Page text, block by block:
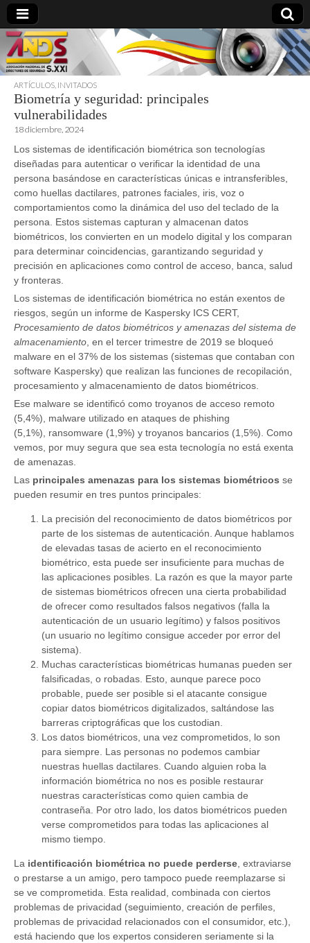
directoresdeseguridad.es
ARTÍCULOS INVITADOS
Biometría y seguridad: principales
vulnerabilidades
18 diciembre, 2024
Los sistemas de identificación biométrica son tecnologías
diseñadas para autenticar o verificar la identidad de una
persona basándose en características únicas e intransferibles,
como huellas dactilares, patrones faciales, iris, voz o
comportamientos como la dinámica del uso del teclado de la
persona. Estos sistemas capturan y almacenan datos
biométricos, los convierten en un modelo digital y los comparan
para determinar coincidencias, garantizando seguridad y
precisión en aplicaciones como control de acceso, banca, salud
y fronteras.
Los sistemas de identificación biométrica no están exentos de
riesgos, según un informe de Kaspersky ICS CERT,
Procesamiento de datos biométricos y amenazas del sistema de
almacenamiento , en el tercer trimestre de 2019 se bloqueó
malware en el 37% de los sistemas (sistemas que contaban con
software Kaspersky) que realizan las funciones de recopilación,
procesamiento y almacenamiento de datos biométricos.
Ese malware se identificó como troyanos de acceso remoto
(5,4%), malware utilizado en ataques de phishing
(5,1%), ransomware (1,9%) y troyanos bancarios (1,5%). Como
vemos, por muy segura que sea esta tecnología no está exenta
de amenazas.
Las principales amenazas para los sistemas biométricos se
pueden resumir en tres puntos principales:
La precisión del reconocimiento de datos biométricos por
parte de los sistemas de autenticación. Aunque hablamos
de elevadas tasas de acierto en el reconocimiento
biométrico, esta puede ser insuficiente para muchas de
las aplicaciones posibles. La razón es que la mayor parte
de sistemas biométricos ofrecen una cierta probabilidad
de ofrecer como resultados falsos negativos (falla la
autenticación de un usuario legítimo) y falsos positivos
(un usuario no legítimo consigue acceder por error del
sistema).
Muchas características biométricas humanas pueden ser
falsificadas, o robadas. Esto, aunque parece poco
probable, puede ser posible si el atacante consigue
copiar datos biométricos digitalizados, saltándose las
barreras criptográficas que los custodian.
Los datos biométricos, una vez comprometidos, lo son
para siempre. Las personas no podemos cambiar
nuestras huellas dactilares. Cuando alguien roba la
información biométrica no nos es posible restaurar
nuestras características como quien cambia de
contraseña. Por otro lado, los datos biométricos pueden
verse comprometidos para todas las aplicaciones al
mismo tiempo.
La identificación biométrica no puede perderse , extraviarse
o prestarse a un amigo, pero tampoco puede reemplazarse si
se ve comprometida. Esta realidad, combinada con ciertos
problemas de privacidad (seguimiento, creación de perfiles,
problemas de privacidad relacionados con el consumidor, etc.),
está haciendo que los expertos consideren seriamente si la